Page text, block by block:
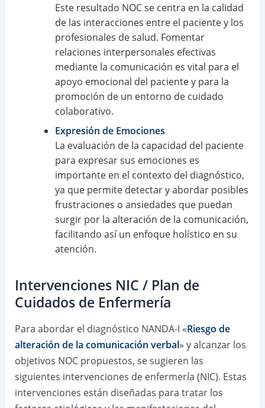
Este resultado NOC se centra en la calidad
de las interacciones entre el paciente y los
profesionales de salud. Fomentar
relaciones interpersonales efectivas
mediante la comunicación es vital para el
apoyo emocional del paciente y para la
promoción de un entorno de cuidado
colaborativo.
Expresión de Emociones
La evaluación de la capacidad del paciente
para expresar sus emociones es
importante en el contexto del diagnóstico,
ya que permite detectar y abordar posibles
frustraciones o ansiedades que puedan
surgir por la alteración de la comunicación,
facilitando así un enfoque holístico en su
atención.
Intervenciones NIC / Plan de
Cuidados de Enfermería
Para abordar el diagnóstico NANDA-I «Riesgo de
alteración de la comunicación verbal» y alcanzar los
objetivos NOC propuestos, se sugieren las
siguientes intervenciones de enfermería (NIC). Estas
intervenciones están diseñadas para tratar los